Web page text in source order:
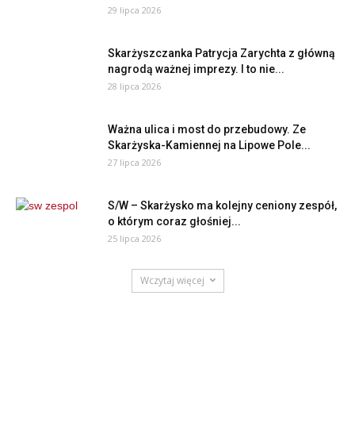
29 lipca 2026
Skarżyszczanka Patrycja Zarychta z główną
nagrodą ważnej imprezy. I to nie...
28 lipca 2026
Ważna ulica i most do przebudowy. Ze
Skarżyska-Kamiennej na Lipowe Pole...
27 lipca 2026
S/W – Skarżysko ma kolejny ceniony zespół,
o którym coraz głośniej...
25 lipca 2026
Wczytaj więcej